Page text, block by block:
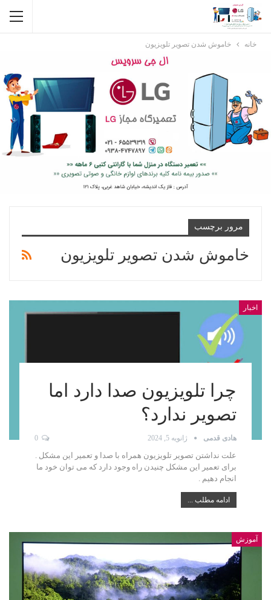
خانه خاموش شدن تصویر تلویزیون
مرور برچسب
خاموش شدن تصویر تلویزیون
اخبار
چرا تلویزیون صدا دارد اما
تصویر ندارد؟
هادی قدمی ژانویه 5, 2024 0
علت نداشتن تصویر تلویزیون همراه با صدا و تعمیر این مشکل .
برای تعمیر این مشکل چنیدن راه وجود دارد که می توان خود ما
انجام دهیم .
ادامه مطلب ...
آموزش